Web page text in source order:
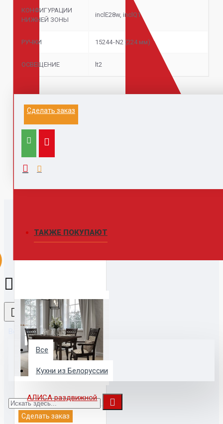
Все
Кухни из Белоруссии
КОНФИГУРАЦИИ
НИЖНЕЙ ЗОНЫ
inclE28w, inclQ1
РУЧКИ 15244 - N2 (224 мм)
ОСВЕЩЕНИЕ lt2
Сделать заказ
Информация на данном сайте не является
Выезд к заказчику для замера и расчета, с
ТАКЖЕ ПОКУПАЮТ
АЛИСА раздвижной
Сделать заказ